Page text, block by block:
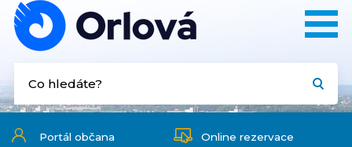
Portál občana Online rezervace